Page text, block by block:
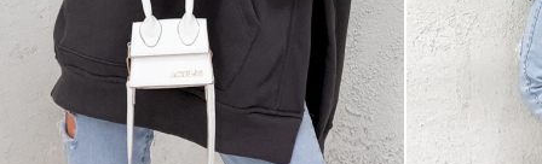
KONTAKT